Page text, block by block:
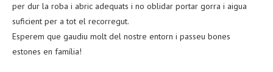
per dur la roba i abric adequats i no oblidar portar gorra i aigua
suficient per a tot el recorregut.
Esperem que gaudiu molt del nostre entorn i passeu bones
estones en família!